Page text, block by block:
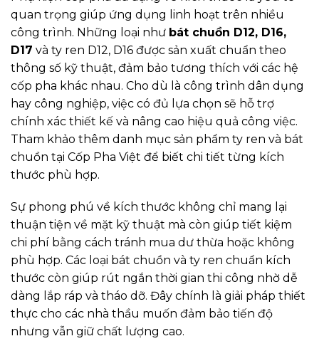
quan trọng giúp ứng dụng linh hoạt trên nhiều
công trình. Những loại như bát chuồn D12, D16,
D17 và ty ren D12, D16 được sản xuất chuẩn theo
thông số kỹ thuật, đảm bảo tương thích với các hệ
cốp pha khác nhau. Cho dù là công trình dân dụng
hay công nghiệp, việc có đủ lựa chọn sẽ hỗ trợ
chính xác thiết kế và nâng cao hiệu quả công việc.
Tham khảo thêm danh mục sản phẩm ty ren và bát
chuồn tại Cốp Pha Việt để biết chi tiết từng kích
thước phù hợp.
Sự phong phú về kích thước không chỉ mang lại
thuận tiện về mặt kỹ thuật mà còn giúp tiết kiệm
chi phí bằng cách tránh mua dư thừa hoặc không
phù hợp. Các loại bát chuồn và ty ren chuẩn kích
thước còn giúp rút ngắn thời gian thi công nhờ dễ
dàng lắp ráp và tháo dỡ. Đây chính là giải pháp thiết
thực cho các nhà thầu muốn đảm bảo tiến độ
nhưng vẫn giữ chất lượng cao.